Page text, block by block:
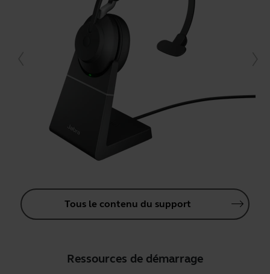
Tous le contenu du support
Ressources de démarrage